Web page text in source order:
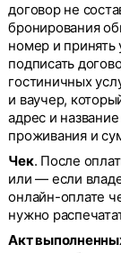
договор не
бронирования
номер и
подписать
гостиничных
и ваучер,
адрес и
проживания и
Чек. После
или — если
онлайн-оплате
нужно
Акт